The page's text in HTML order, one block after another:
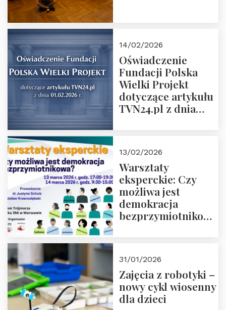
14/02/2026
Oświadczenie
Fundacji Polska
Wielki Projekt
dotyczące artykułu
TVN24.pl z dnia
13/02/2026
Warsztaty
eksperckie: Czy
możliwa jest
demokracja
bezprzymiotnikowa?
31/01/2026
Zajęcia z robotyki –
nowy cykl wiosenny
dla dzieci